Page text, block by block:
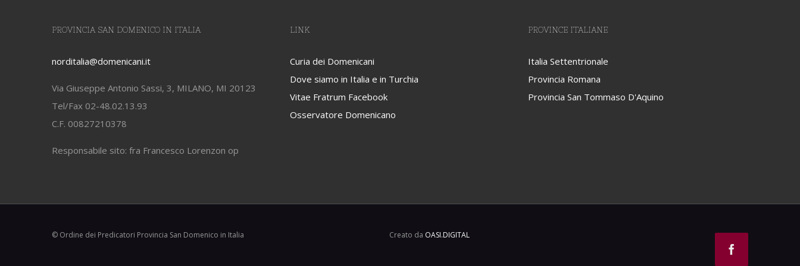
PROVINCIA SAN DOMENICO IN ITALIA
norditalia@domenicani.it
Via Giuseppe Antonio Sassi, 3, MILANO, MI 20123
Tel/Fax 02-48.02.13.93
C.F. 00827210378
Responsabile sito: fra Francesco Lorenzon op
LINK
Curia dei Domenicani
Dove siamo in Italia e in Turchia
Vitae Fratrum Facebook
Osservatore Domenicano
PROVINCE ITALIANE
Italia Settentrionale
Provincia Romana
Provincia San Tommaso D'Aquino
© Ordine dei Predicatori Provincia San Domenico in Italia Creato da OASI.DIGITAL